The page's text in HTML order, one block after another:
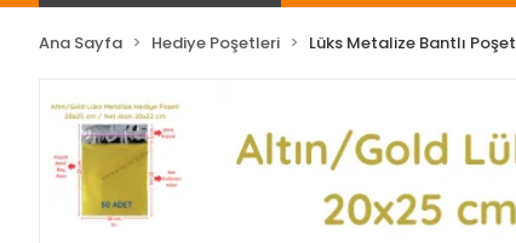
Ana Sayfa Hediye Poşetleri Lüks Metalize Bantlı Poşet